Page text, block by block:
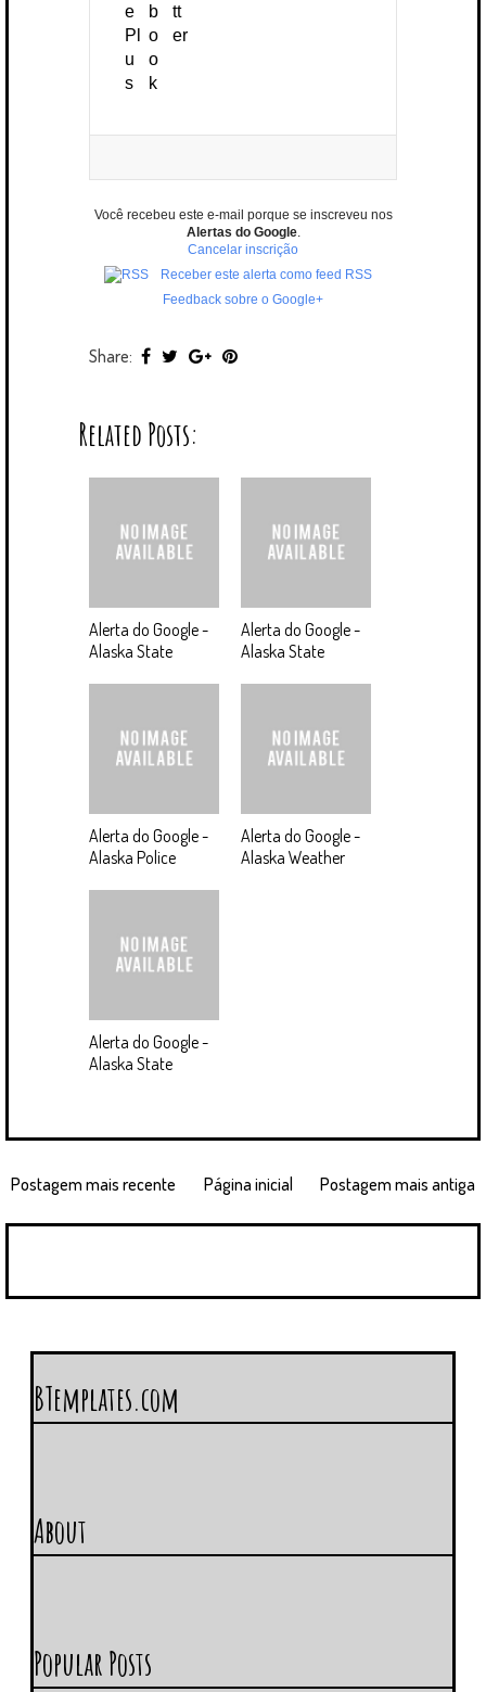
Você recebeu este e-mail porque se inscreveu nos
Alertas do Google.
Cancelar inscrição
Receber este alerta como feed RSS
Feedback sobre o Google+
Share:
Related Posts:
Alerta do Google -
Alaska State
Alerta do Google -
Alaska State
Alerta do Google -
Alaska Police
Alerta do Google -
Alaska Weather
Alerta do Google -
Alaska State
Postagem mais recente Postagem mais antiga
Página inicial
BTemplates.com
About
Popular Posts